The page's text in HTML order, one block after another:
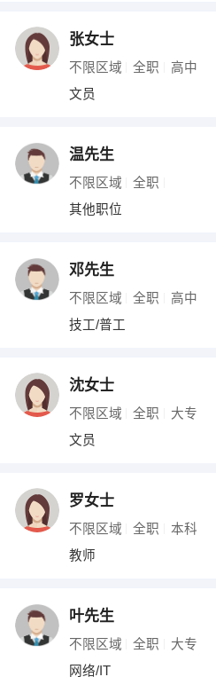
张女士
不限区域 全职 高中
文员
温先生
不限区域 全职
其他职位
邓先生
不限区域 全职 高中
技工/普工
沈女士
不限区域 全职 大专
文员
罗女士
不限区域 全职 本科
教师
叶先生
不限区域 全职 大专
网络/IT